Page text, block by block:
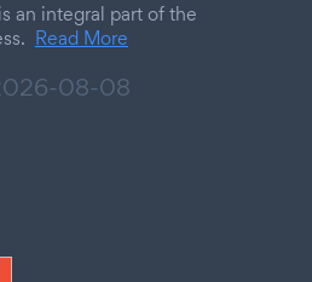
an integral part of the
Read More
08-08